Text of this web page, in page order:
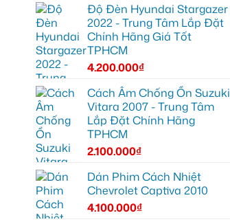
Độ Đèn Hyundai Stargazer
2022 - Trung Tâm Lắp Đặt
Chính Hãng Giá Tốt
TPHCM
4.200.000₫
Cách Âm Chống Ồn Suzuki
Vitara 2007 - Trung Tâm
Lắp Đặt Chính Hãng
TPHCM
2.100.000₫
Dán Phim Cách Nhiệt
Chevrolet Captiva 2010
4.100.000₫